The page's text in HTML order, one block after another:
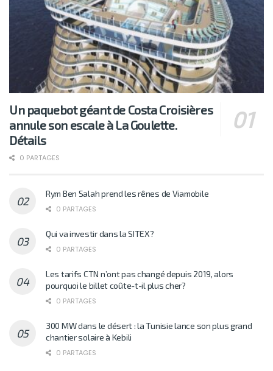
Un paquebot géant de Costa Croisières
annule son escale à La Goulette.
Détails
0 PARTAGES
Rym Ben Salah prend les rênes de Viamobile
0 PARTAGES
Qui va investir dans la SITEX?
0 PARTAGES
Les tarifs CTN n’ont pas changé depuis 2019, alors
pourquoi le billet coûte-t-il plus cher?
0 PARTAGES
300 MW dans le désert : la Tunisie lance son plus grand
chantier solaire à Kebili
0 PARTAGES